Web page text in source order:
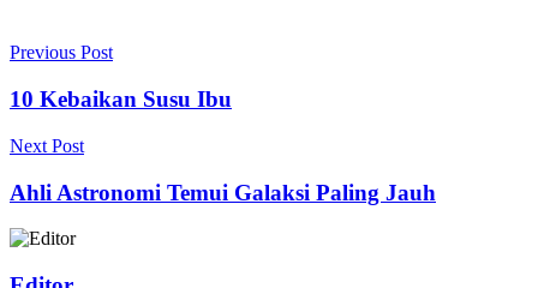
Previous Post
10 Kebaikan Susu Ibu
Next Post
Ahli Astronomi Temui Galaksi Paling Jauh